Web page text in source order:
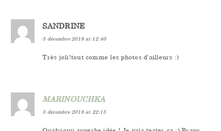
SANDRINE
3 décembre 2018 at 12:40
Très joli!tout comme les photos d’ailleurs :)
MARINOUCHKA
3 décembre 2018 at 22:15